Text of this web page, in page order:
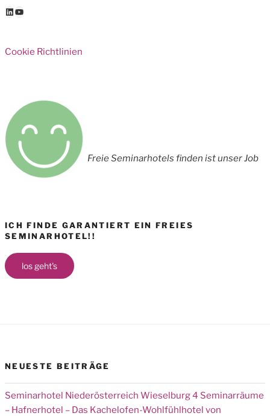
LinkedIn
YouTube
Cookie Richtlinien
Freie Seminarhotels finden ist unser Job
ICH FINDE GARANTIERT EIN FREIES
SEMINARHOTEL!!
los geht's
NEUESTE BEITRÄGE
Seminarhotel Niederösterreich Wieselburg 4 Seminarräume
– Hafnerhotel – Das Kachelofen-Wohlfühlhotel von